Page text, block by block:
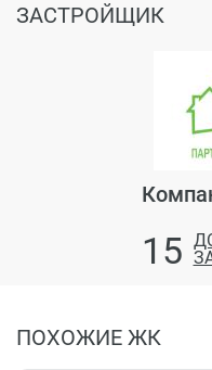
ЗАСТРОЙЩИК
15
ПОХОЖИЕ ЖК